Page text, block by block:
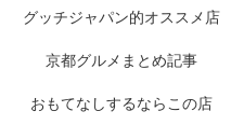
グッチジャパン的オススメ店
京都グルメまとめ記事
おもてなしするならこの店